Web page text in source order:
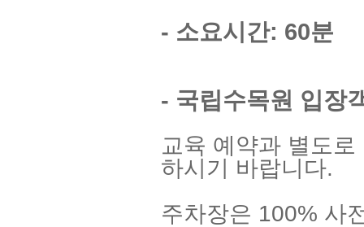
- 소요시간: 60분
- 국립수목원 입장
교육 예약과 별도
하시기 바랍니다.
주차장은 100% 사